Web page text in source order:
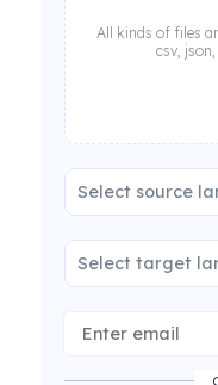
All kinds of files
csv,
Select source
Select target